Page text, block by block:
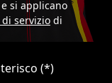
si applicano
servizio di
(*)